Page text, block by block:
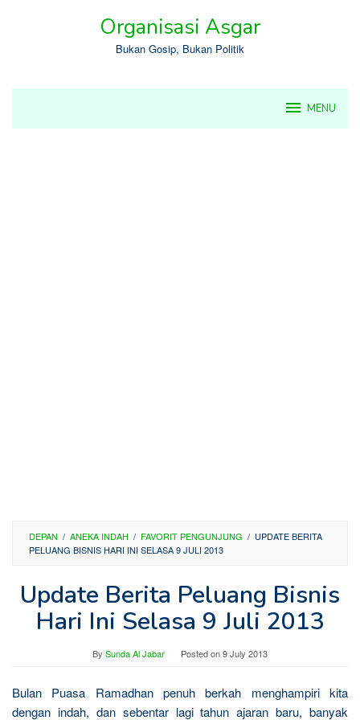
Organisasi Asgar
Bukan Gosip, Bukan Politik
MENU
DEPAN / ANEKA INDAH / FAVORIT PENGUNJUNG / UPDATE BERITA
PELUANG BISNIS HARI INI SELASA 9 JULI 2013
Update Berita Peluang Bisnis
Hari Ini Selasa 9 Juli 2013
By Sunda Al Jabar Posted on9 July 2013
Bulan Puasa Ramadhan penuh berkah menghampiri kita
dengan indah, dan sebentar lagi tahun ajaran baru, banyak